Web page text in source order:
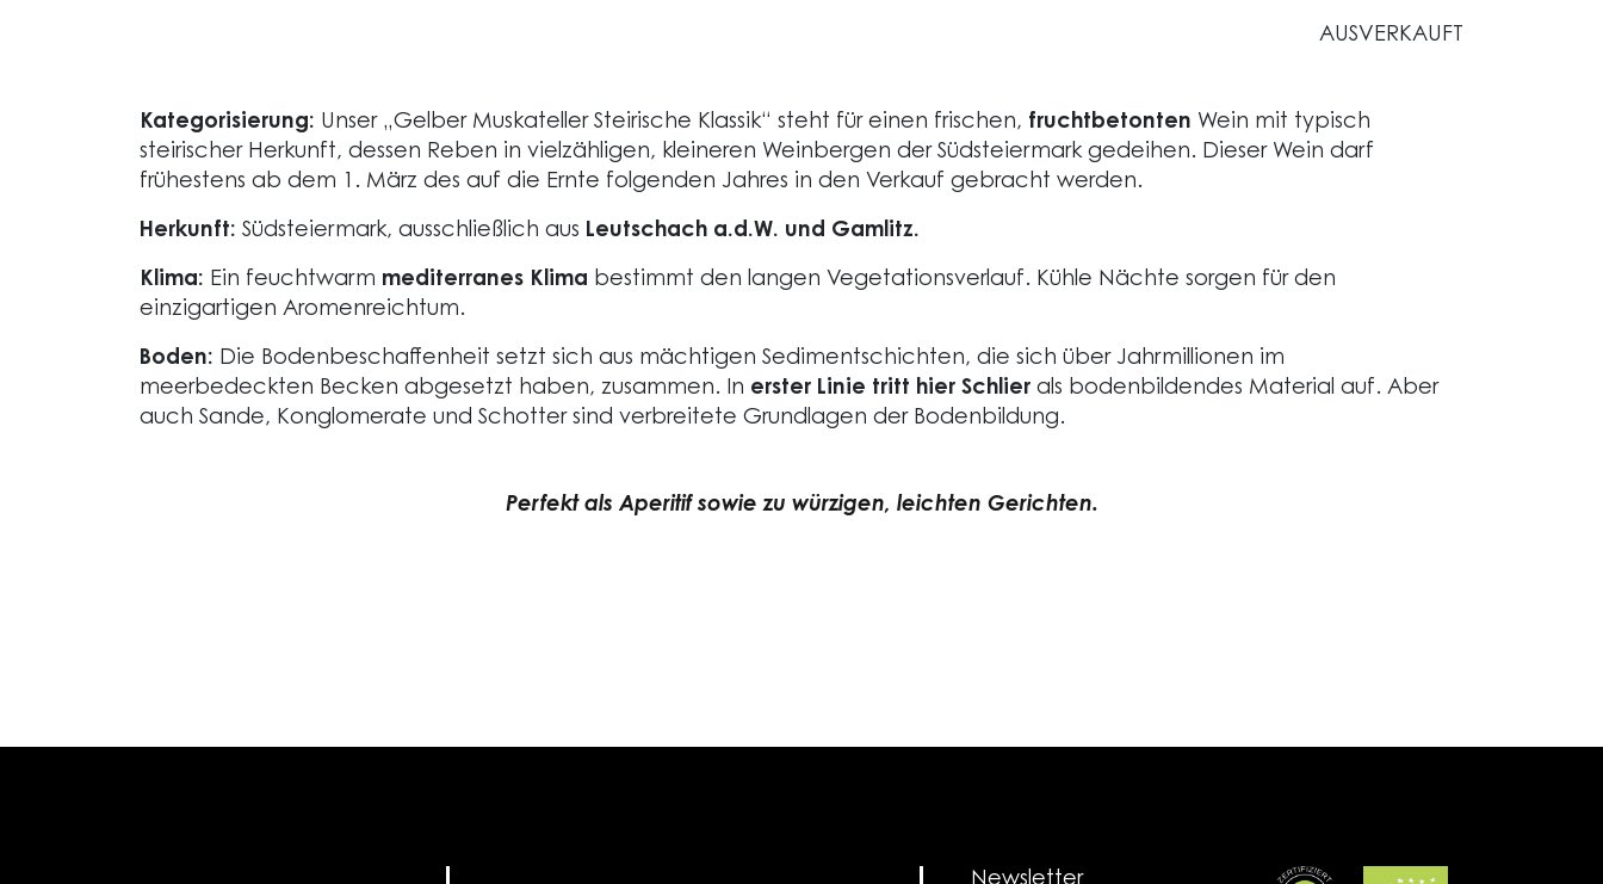
AUSVERKAUFT
Kategorisierung: Unser „Gelber Muskateller Steirische Klassik“ steht für einen frischen, fruchtbetonten Wein mit typisch
steirischer Herkunft, dessen Reben in vielzähligen, kleineren Weinbergen der Südsteiermark gedeihen. Dieser Wein darf
frühestens ab dem 1. März des auf die Ernte folgenden Jahres in den Verkauf gebracht werden.
Herkunft: Südsteiermark, ausschließlich aus Leutschach a.d.W. und Gamlitz.
Klima: Ein feuchtwarm mediterranes Klima bestimmt den langen Vegetationsverlauf. Kühle Nächte sorgen für den
einzigartigen Aromenreichtum.
Boden: Die Bodenbeschaffenheit setzt sich aus mächtigen Sedimentschichten, die sich über Jahrmillionen im
meerbedeckten Becken abgesetzt haben, zusammen. In erster Linie tritt hier Schlier als bodenbildendes Material auf. Aber
auch Sande, Konglomerate und Schotter sind verbreitete Grundlagen der Bodenbildung.
Perfekt als Aperitif sowie zu würzigen, leichten Gerichten.